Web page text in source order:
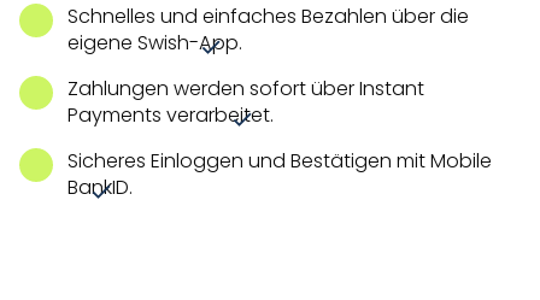
Schnelles und einfaches Bezahlen über die
eigene Swish-App.
Zahlungen werden sofort über Instant
Payments verarbeitet.
Sicheres Einloggen und Bestätigen mit Mobile
BankID.